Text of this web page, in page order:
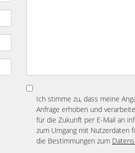
Ich stimme zu, dass meine
Anfrage erhoben und
für die Zukunft per E-Mail an
zum Umgang mit Nutzerdaten
die Bestimmungen zum